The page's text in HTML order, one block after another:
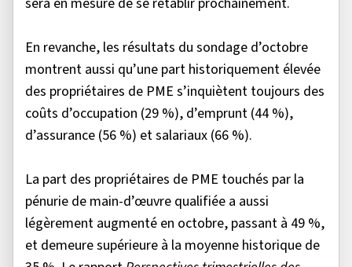
En revanche, les résultats du sondage d’octobre
montrent aussi qu’une part historiquement élevée
des propriétaires de PME s’inquiètent toujours des
coûts d’occupation (29 %), d’emprunt (44 %),
d’assurance (56 %) et salariaux (66 %).
La part des propriétaires de PME touchés par la
pénurie de main-d’œuvre qualifiée a aussi
légèrement augmenté en octobre, passant à 49 %,
et demeure supérieure à la moyenne historique de